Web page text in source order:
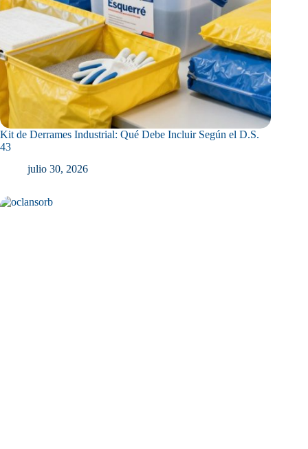
Kit de Derrames Industrial: Qué Debe Incluir Según el D.S.
43
julio 30, 2026